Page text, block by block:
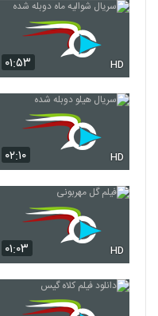
۰۱:۵۳ HD
۰۲:۱۰ HD
۰۱:۰۳ HD